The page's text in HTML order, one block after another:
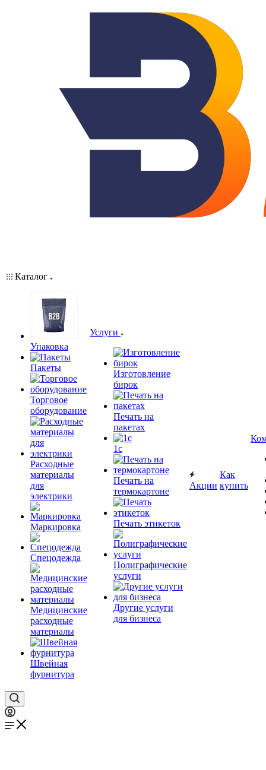
Каталог
Упаковка
Пакеты
Торговое
оборудование
Расходные
материалы
для
электрики
Маркировка
Спецодежда
Медицинские
расходные
материалы
Швейная
фурнитура
Услуги
Изготовление
бирок
Печать на
пакетах
1c
Печать на
термокартоне
Печать этикеток
Полиграфические
услуги
Другие услуги
для бизнеса
Акции
Как
купить